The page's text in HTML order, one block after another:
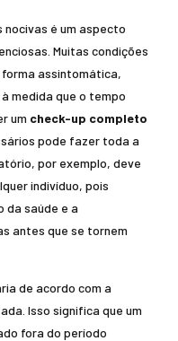
é um aspecto
Muitas condições
assintomática,
medida que o tempo
um check-up completo
pode fazer toda a
por exemplo, deve
indivíduo, pois
da saúde e a
antes que se tornem
de acordo com a
Isso significa que um
fora do período